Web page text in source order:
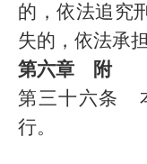
的，依法追究
失的，依法承
第六章 附
第三十六条
行。